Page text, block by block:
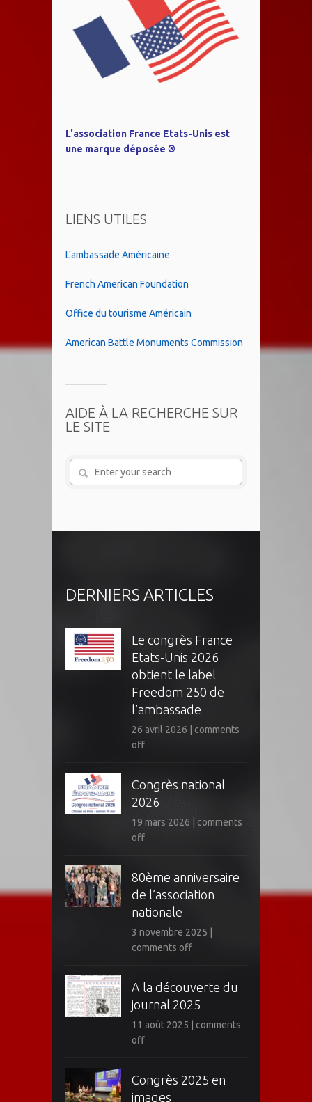
L'association France Etats-Unis est
une marque déposée ®
LIENS UTILES
L'ambassade Américaine
French American Foundation
Office du tourisme Américain
American Battle Monuments Commission
AIDE À LA RECHERCHE SUR
LE SITE
DERNIERS ARTICLES
Le congrès France
Etats-Unis 2026
obtient le label
Freedom 250 de
l’ambassade
26 avril 2026
comments
off
Congrès national
2026
19 mars 2026
comments
off
80ème anniversaire
de l’association
nationale
3 novembre 2025
comments off
A la découverte du
journal 2025
11 août 2025
comments
off
Congrès 2025 en
images